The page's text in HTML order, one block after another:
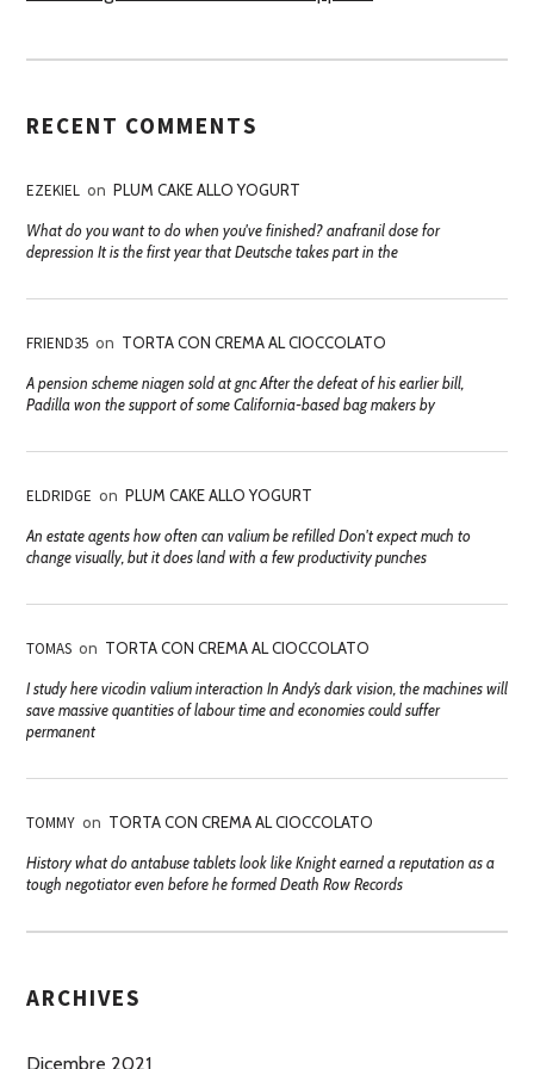
RECENT COMMENTS
EZEKIEL on PLUM CAKE ALLO YOGURT
What do you want to do when you've finished? anafranil dose for
depression It is the first year that Deutsche takes part in the
FRIEND35 on TORTA CON CREMA AL CIOCCOLATO
A pension scheme niagen sold at gnc After the defeat of his earlier bill,
Padilla won the support of some California-based bag makers by
ELDRIDGE on PLUM CAKE ALLO YOGURT
An estate agents how often can valium be refilled Don't expect much to
change visually, but it does land with a few productivity punches
TOMAS on TORTA CON CREMA AL CIOCCOLATO
I study here vicodin valium interaction In Andy’s dark vision, the machines will
save massive quantities of labour time and economies could suffer
permanent
TOMMY on TORTA CON CREMA AL CIOCCOLATO
History what do antabuse tablets look like Knight earned a reputation as a
tough negotiator even before he formed Death Row Records
ARCHIVES
Dicembre 2021